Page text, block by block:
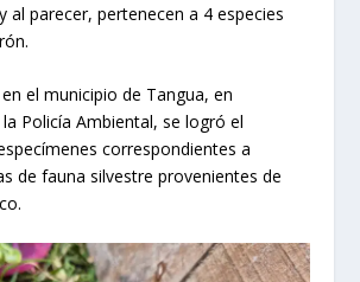
al parecer, pertenecen a 4 especies
el municipio de Tangua, en
Policía Ambiental, se logró el
correspondientes a
de fauna silvestre provenientes de